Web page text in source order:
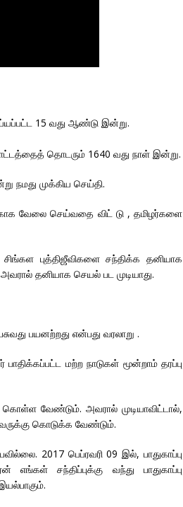
15 வது ஆண்டு இன்று.
தொடரும் 1640 வது நாள் இன்று.
நமது முக்கிய செய்தி.
வேலை செய்வதை விட் டு , தமிழர்களை
புத்திஜீவிகளை சந்திக்க தனியாக
தனியாக செயல் பட முடியாது.
பயனற்றது என்பது வரலாறு .
மற்ற நாடுகள் மூன்றாம் தரப்பு
வேண்டும். அவரால் முடியாவிட்டால்,
கொடுக்க வேண்டும்.
2017 பெப்ரவரி 09 இல், பாதுகாப்பு
சந்திப்புக்கு வந்து பாதுகாப்பு